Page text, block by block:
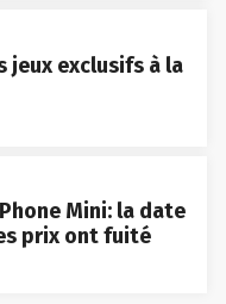
jeux exclusifs à la
Mini: la date
prix ont fuité